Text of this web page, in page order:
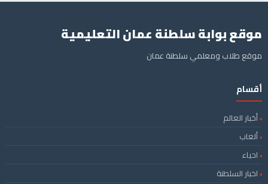
موقع بوابة سلطنة عمان التعليمية
موقع طلاب ومعلمي سلطنة عمان
أقسام
أخبار العالم
ألعاب
احياء
اخبار السلطنة